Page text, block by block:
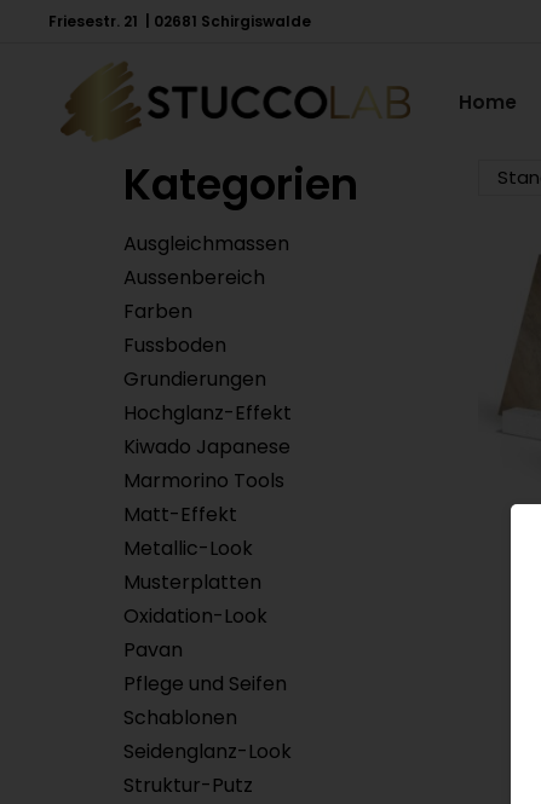
Friesestr. 21 | 02681 Schirgiswalde
Home
Kategorien
Ausgleichmassen
Aussenbereich
Farben
Fussboden
Grundierungen
Hochglanz-Effekt
Kiwado Japanese
Marmorino Tools
Matt-Effekt
Metallic-Look
Musterplatten
Oxidation-Look
Pavan
Pflege und Seifen
Schablonen
Seidenglanz-Look
Struktur-Putz